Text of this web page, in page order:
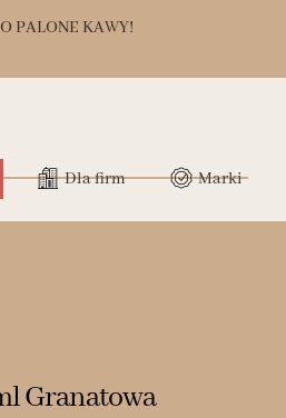
PALONE KAWY!
Dla firm Marki
Granatowa